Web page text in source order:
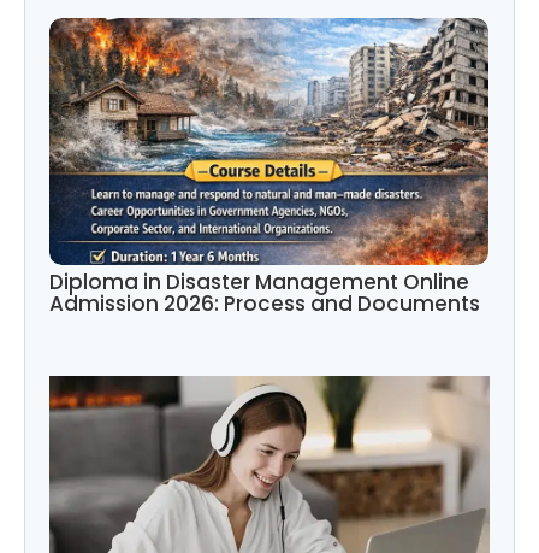
Diploma in Disaster Management Online
Admission 2026: Process and Documents